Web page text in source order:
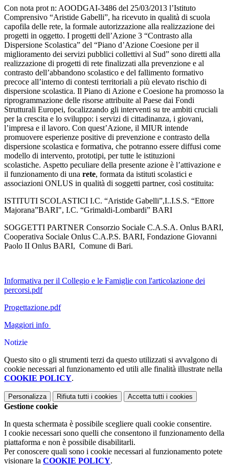
Con nota prot n: AOODGAI-3486 del 25/03/2013 l’Istituto
Comprensivo “Aristide Gabelli”, ha ricevuto in qualità di scuola
capofila delle rete, la formale autorizzazione alla realizzazione dei
progetti in oggetto. I progetti dell’Azione 3 “Contrasto alla
Dispersione Scolastica” del “Piano d’Azione Coesione per il
miglioramento dei servizi pubblici collettivi al Sud” sono diretti alla
realizzazione di progetti di rete finalizzati alla prevenzione e al
contrasto dell’abbandono scolastico e del fallimento formativo
precoce all’interno di contesti territoriali a più elevato rischio di
dispersione scolastica. Il Piano di Azione e Coesione ha promosso la
riprogrammazione delle risorse attribuite al Paese dai Fondi
Strutturali Europei, focalizzando gli interventi su tre ambiti cruciali
per la crescita e lo sviluppo: i servizi di cittadinanza, i giovani,
l’impresa e il lavoro. Con quest’Azione, il MIUR intende
promuovere esperienze positive di prevenzione e contrasto della
dispersione scolastica e formativa, che potranno essere diffusi come
modello di intervento, prototipi, per tutte le istituzioni
scolastiche. Aspetto peculiare della presente azione è l’attivazione e
il funzionamento di una rete, formata da istituti scolastici e
associazioni ONLUS in qualità di soggetti partner, così costituita:
ISTITUTI SCOLASTICI I.C. “Aristide Gabelli”,I..I.S.S. “Ettore
Majorana”BARI", I.C. “Grimaldi-Lombardi” BARI
SOGGETTI PARTNER Consorzio Sociale C.A.S.A. Onlus BARI,
Cooperativa Sociale Onlus C.A.P.S. BARI, Fondazione Giovanni
Paolo II Onlus BARI, Comune di Bari.
Informativa per il Collegio e le Famiglie con l'articolazione dei
percorsi.pdf
Progettazione.pdf
Maggiori info
Notizie
Questo sito o gli strumenti terzi da questo utilizzati si avvalgono di
cookie necessari al funzionamento ed utili alle finalità illustrate nella
COOKIE POLICY.
Personalizza Rifiuta tutti i cookies Accetta tutti i cookies
Gestione cookie
In questa schermata è possibile scegliere quali cookie consentire.
I cookie necessari sono quelli che consentono il funzionamento della
piattaforma e non è possibile disabilitarli.
Per conoscere quali sono i cookie necessari al funzionamento potete
visionare la COOKIE POLICY.